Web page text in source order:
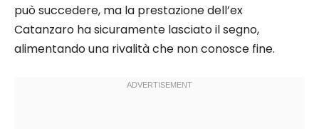
può succedere, ma la prestazione dell’ex
Catanzaro ha sicuramente lasciato il segno,
alimentando una rivalità che non conosce fine.